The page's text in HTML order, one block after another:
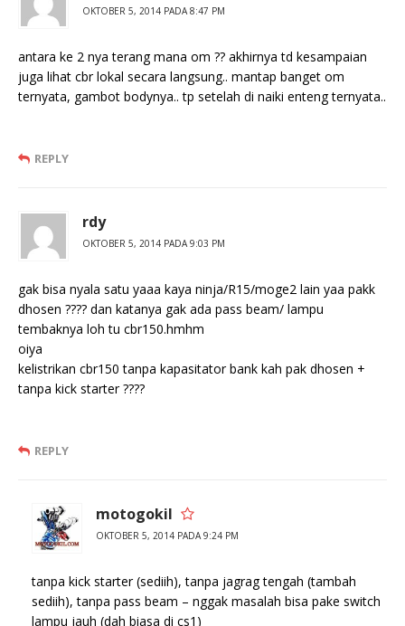
OKTOBER 5, 2014 PADA 8:47 PM
antara ke 2 nya terang mana om ?? akhirnya td kesampaian
juga lihat cbr lokal secara langsung.. mantap banget om
ternyata, gambot bodynya.. tp setelah di naiki enteng ternyata..
REPLY
rdy
OKTOBER 5, 2014 PADA 9:03 PM
gak bisa nyala satu yaaa kaya ninja/R15/moge2 lain yaa pakk
dhosen ???? dan katanya gak ada pass beam/ lampu
tembaknya loh tu cbr150.hmhm
oiya
kelistrikan cbr150 tanpa kapasitator bank kah pak dhosen +
tanpa kick starter ????
REPLY
motogokil
OKTOBER 5, 2014 PADA 9:24 PM
tanpa kick starter (sediih), tanpa jagrag tengah (tambah
sediih), tanpa pass beam – nggak masalah bisa pake switch
lampu jauh (dah biasa di cs1)